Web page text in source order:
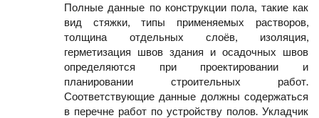
Полные данные по конструкции пола, такие как
вид стяжки, типы применяемых растворов,
толщина отдельных слоёв, изоляция,
герметизация швов здания и осадочных швов
определяются при проектировании и
планировании строительных работ.
Соответствующие данные должны содержаться
в перечне работ по устройству полов. Укладчик